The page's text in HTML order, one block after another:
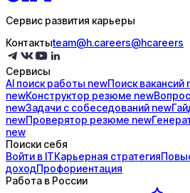
Сервис развития карьеры
Контактыteam@h.careers@hcareers
Сервисы
AI поискработы newПоисквакансий
newКонструктор резюме new
newЗадачи с собеседований new
newПроверятор резюме new
new
Поиски себя
Войти в ITКарьерная стратегия
доходПрофориентация
Работа в России